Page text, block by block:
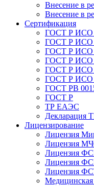
Внесение в
Внесение в
Сертификация
ГОСТ Р ИСО
ГОСТ Р ИСО
ГОСТ Р ИСО
ГОСТ Р ИСО
ГОСТ Р ИСО
ГОСТ Р ИСО
ГОСТ РВ
ГОСТ Р
ТР ЕАЭС
Декларация
Лицензирование
Лицензия
Лицензия
Лицензия
Лицензия
Лицензия
Медицинская